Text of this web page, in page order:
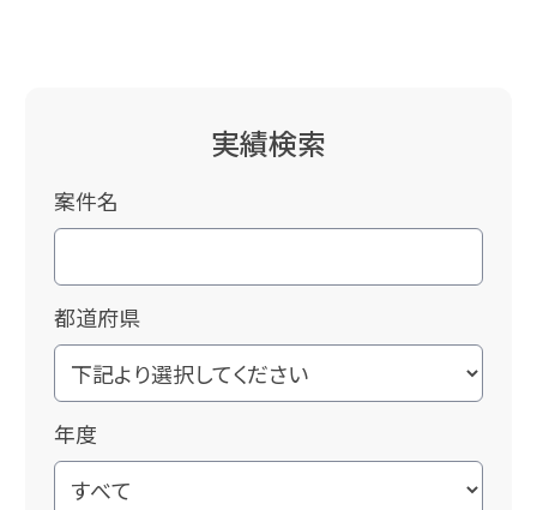
実績検索
案件名
都道府県
年度